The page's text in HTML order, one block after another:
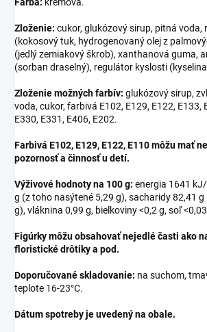
Zloženie: cukor, glukózový sirup, pitná voda,
(kokosový tuk, hydrogenovaný olej z
(jedlý zemiakový škrob), xanthanová guma,
(sorban draselný), regulátor kyslosti
Zloženie možných farbív: glukózový sirup,
voda, cukor, farbivá E102, E129, E122, E133,
E330, E331, E406, E202.
Farbivá E102, E129, E122, E110 môžu mať
pozornosť a činnosť u detí.
Výživové hodnoty na 100 g: energia 1641
g (z toho nasýtené 5,29 g), sacharidy 82,41
g), vláknina 0,99 g, bielkoviny <0,2 g, soľ
Figúrky môžu obsahovať nejedlé časti ako
floristické drôtiky a pod.
Doporučované skladovanie: na suchom,
teplote 16-23°C.
Dátum spotreby je uvedený na obale.